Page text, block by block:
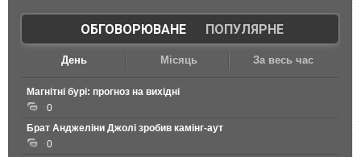
ОБГОВОРЮВАНЕ| ПОПУЛЯРНЕ
День Місяць За весь час
Магнітні бурі: прогноз на вихідні
0
Брат Анджеліни Джолі зробив камінг-аут
0